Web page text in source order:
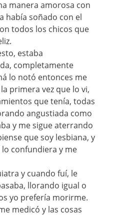
manera amorosa con
había soñado con el
todos los chicos que
estaba
completamente
lo notó entonces me
primera vez que lo vi,
que tenía, todas
angustiada como
y me sigue aterrando
que soy lesbiana, y
confundiera y me
y cuando fuí, le
llorando igual o
yo prefería morirme.
medicó y las cosas